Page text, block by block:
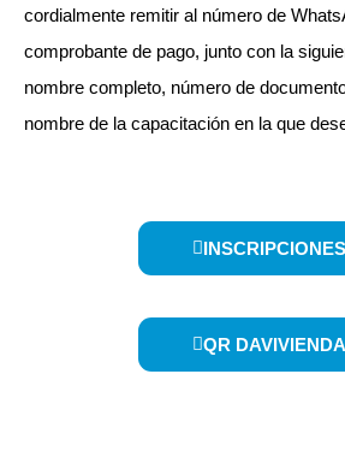
cordialmente remitir al número de
comprobante de pago, junto con la
nombre completo, número de
nombre de la capacitación en la que
INSCRIPCIONES
QR DAVIVIENDA